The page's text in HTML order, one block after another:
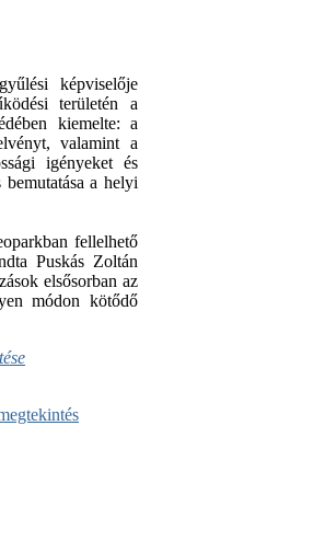
képviselője
területén a
kiemelte: a
valamint a
igényeket és
a helyi
fellelhető
Puskás Zoltán
elsősorban az
módon kötődő